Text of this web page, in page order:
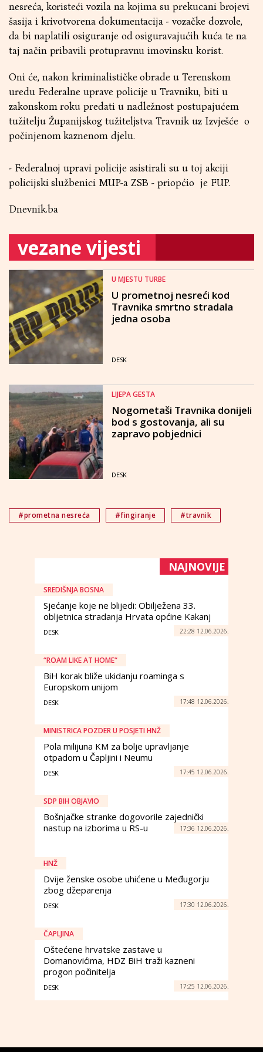
nesreća, koristeći vozila na kojima su prekucani brojevi
šasija i krivotvorena dokumentacija - vozačke dozvole,
da bi naplatili osiguranje od osiguravajućih kuća te na
taj način pribavili protupravnu imovinsku korist.
Oni će, nakon kriminalističke obrade u Terenskom
uredu Federalne uprave policije u Travniku, biti u
zakonskom roku predati u nadležnost postupajućem
tužitelju Županijskog tužiteljstva Travnik uz Izvješće o
počinjenom kaznenom djelu.
- Federalnoj upravi policije asistirali su u toj akciji
policijski službenici MUP-a ZSB - priopćio je FUP.
Dnevnik.ba
vezane vijesti
U MJESTU TURBE
U prometnoj nesreći kod
Travnika smrtno stradala
jedna osoba
DESK
LIJEPA GESTA
Nogometaši Travnika donijeli
bod s gostovanja, ali su
zapravo pobjednici
DESK
#prometna nesreća #fingiranje #travnik
NAJNOVIJE
SREDIŠNJA BOSNA
Sjećanje koje ne blijedi: Obilježena 33.
obljetnica stradanja Hrvata općine Kakanj
DESK 22:28 12.06.2026.
“ROAM LIKE AT HOME“
BiH korak bliže ukidanju roaminga s
Europskom unijom
DESK 17:48 12.06.2026.
MINISTRICA POZDER U POSJETI HNŽ
Pola milijuna KM za bolje upravljanje
otpadom u Čapljini i Neumu
DESK 17:45 12.06.2026.
SDP BIH OBJAVIO
Bošnjačke stranke dogovorile zajednički
nastup na izborima u RS-u
17:36 12.06.2026.
HNŽ
Dvije ženske osobe uhićene u Međugorju
zbog džeparenja
DESK 17:30 12.06.2026.
ČAPLJINA
Oštećene hrvatske zastave u
Domanovićima, HDZ BiH traži kazneni
progon počinitelja
DESK 17:25 12.06.2026.